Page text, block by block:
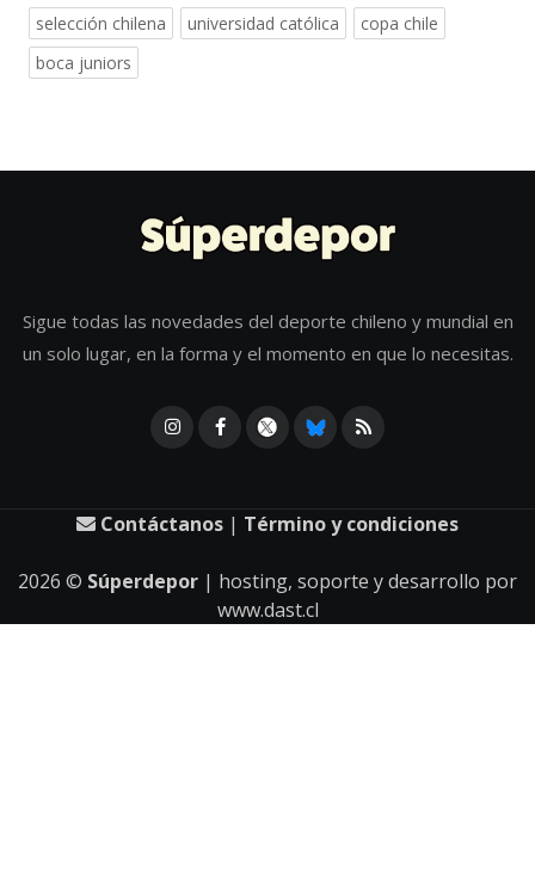
selección chilena
universidad católica
copa chile
boca juniors
Sigue todas las novedades del deporte chileno y mundial en
un solo lugar, en la forma y el momento en que lo necesitas.
Contáctanos | Término y condiciones
2026 © Súperdepor | hosting, soporte y desarrollo por
www.dast.cl